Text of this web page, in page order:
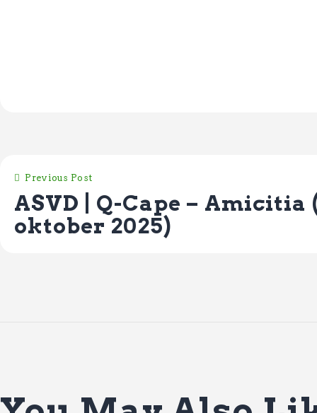
Previous Post
ASVD | Q-Cape – Amicitia
oktober 2025)